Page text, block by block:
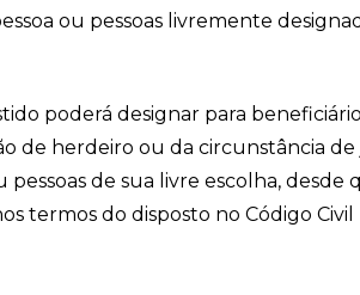
ou pessoas livremente
poderá designar para
de herdeiro ou da circunstância de
de sua livre escolha, desde
termos do disposto no Código Civil